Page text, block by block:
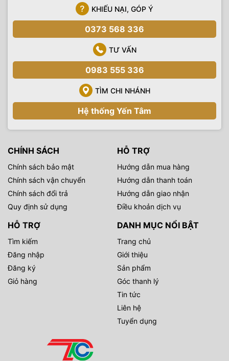
KHIẾU NẠI, GÓP Ý
0373 568 336
TƯ VẤN
0983 555 336
TÌM CHI NHÁNH
Hệ thống Yến Tâm
CHÍNH SÁCH
Chính sách bảo mật
Chính sách vận chuyển
Chính sách đổi trả
Quy định sử dụng
HỖ TRỢ
Hướng dẫn mua hàng
Hướng dẫn thanh toán
Hướng dẫn giao nhận
Điều khoản dịch vụ
HỖ TRỢ
Tìm kiếm
Đăng nhập
Đăng ký
Giỏ hàng
DANH MỤC NỔI BẬT
Trang chủ
Giới thiệu
Sản phẩm
Góc thanh lý
Tin tức
Liên hệ
Tuyển dụng